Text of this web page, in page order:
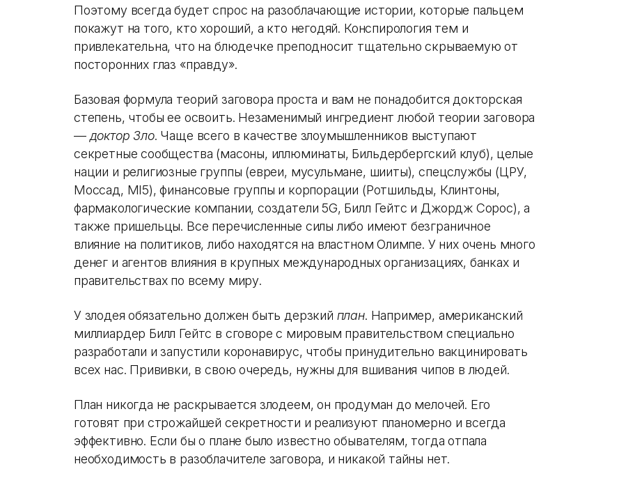
Поэтому всегда будет спрос на разоблачающие истории, которые пальцем
покажут на того, кто хороший, а кто негодяй. Конспирология тем и
привлекательна, что на блюдечке преподносит тщательно скрываемую от
посторонних глаз «правду».
Базовая формула теорий заговора проста и вам не понадобится докторская
степень, чтобы ее освоить. Незаменимый ингредиент любой теории заговора
—доктор Зло. Чаще всего в качестве злоумышленников выступают
секретные сообщества (масоны, иллюминаты, Бильдербергский клуб), целые
нации и религиозные группы (евреи, мусульмане, шииты), спецслужбы (ЦРУ,
Моссад, MI5), финансовые группы и корпорации (Ротшильды, Клинтоны,
фармакологические компании, создатели 5G, Билл Гейтс и Джордж Сорос), а
также пришельцы. Все перечисленные силы либо имеют безграничное
влияние на политиков, либо находятся на властном Олимпе. У них очень много
денег и агентов влияния в крупных международных организациях, банках и
правительствах по всему миру.
У злодея обязательно должен быть дерзкий план. Например, американский
миллиардер Билл Гейтс в сговоре с мировым правительством специально
разработали и запустили коронавирус, чтобы принудительно вакцинировать
всех нас. Прививки, в свою очередь, нужны для вшивания чипов в людей.
План никогда не раскрывается злодеем, он продуман до мелочей. Его
готовят при строжайшей секретности и реализуют планомерно и всегда
эффективно. Если бы о плане было известно обывателям, тогда отпала
необходимость в разоблачителе заговора, и никакой тайны нет.